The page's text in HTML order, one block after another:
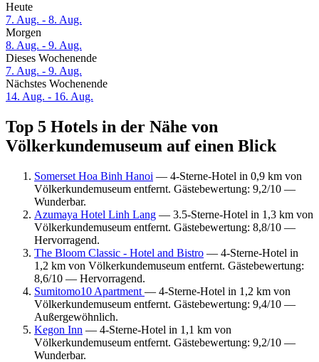
Heute
7. Aug. - 8. Aug.
Morgen
8. Aug. - 9. Aug.
Dieses Wochenende
7. Aug. - 9. Aug.
Nächstes Wochenende
14. Aug. - 16. Aug.
Top 5 Hotels in der Nähe von
Völkerkundemuseum auf einen Blick
Somerset Hoa Binh Hanoi — 4-Sterne-Hotel in 0,9 km von
Völkerkundemuseum entfernt. Gästebewertung: 9,2/10 —
Wunderbar.
Azumaya Hotel Linh Lang — 3.5-Sterne-Hotel in 1,3 km von
Völkerkundemuseum entfernt. Gästebewertung: 8,8/10 —
Hervorragend.
The Bloom Classic - Hotel and Bistro — 4-Sterne-Hotel in
1,2 km von Völkerkundemuseum entfernt. Gästebewertung:
8,6/10 — Hervorragend.
Sumitomo10 Apartment — 4-Sterne-Hotel in 1,2 km von
Völkerkundemuseum entfernt. Gästebewertung: 9,4/10 —
Außergewöhnlich.
Kegon Inn — 4-Sterne-Hotel in 1,1 km von
Völkerkundemuseum entfernt. Gästebewertung: 9,2/10 —
Wunderbar.